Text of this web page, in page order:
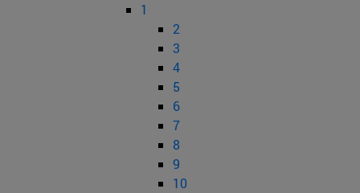
1
2
3
4
5
6
7
8
9
10